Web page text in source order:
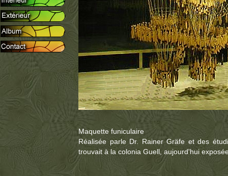
Maquette funiculaire
Réalisée parle Dr. Rainer Gräfe et des
trouvait à la colonia Guell, aujourd'hui